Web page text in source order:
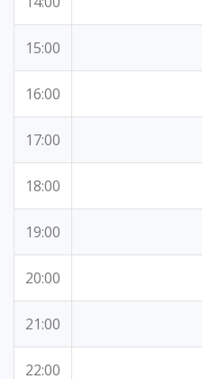
15:00
16:00
17:00
18:00
19:00
20:00
21:00
22:00